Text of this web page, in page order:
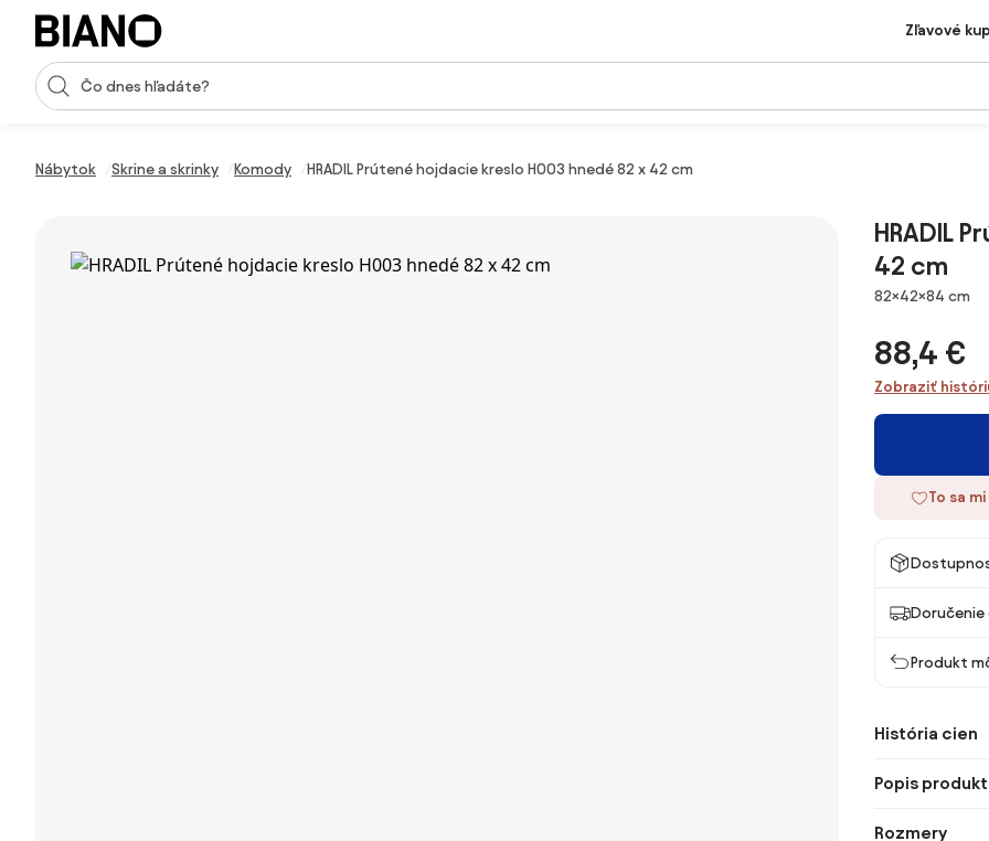
Preskočiť navigáciu, prejsť na obsah
Vstup pre vyhľadávanie
Zľavové
Nábytok Skrine a skrinky Komody HRADIL Prútené hojdacie kreslo H003 hnedé 82 x 42 cm
HRADIL
42 cm
Rozmery
82×42×84 cm
88,4 €
Zobraziť
To sa
Doručenie
Produkt
História cien
Popis
Rozmery